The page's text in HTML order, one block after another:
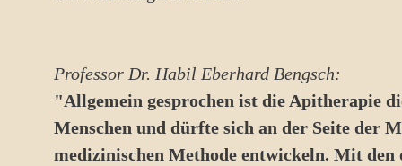
Professor Dr. Habil Eberhard Bengsch:
"Allgemein gesprochen ist die Apitherapie
Menschen und dürfte sich an der Seite der
medizinischen Methode entwickeln. Mit